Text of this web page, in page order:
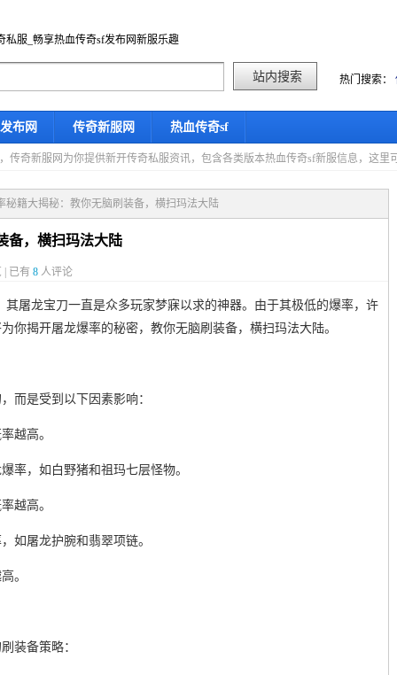
私服_畅享热血传奇sf发布网新服乐趣
热门搜索：
布网 传奇新服网 热血传奇sf
传奇新服网为你提供新开传奇私服资讯，包含各类版本热血传奇sf新服信息，这里
秘籍大揭秘：教你无脑刷装备，横扫玛法大陆
备，横扫玛法大陆
| 已有 8 人评论
其屠龙宝刀一直是众多玩家梦寐以求的神器。由于其极低的爆率，许
你揭开屠龙爆率的秘密，教你无脑刷装备，横扫玛法大陆。
而是受到以下因素影响：
越高。
率，如白野猪和祖玛七层怪物。
越高。
如屠龙护腕和翡翠项链。
。
装备策略：